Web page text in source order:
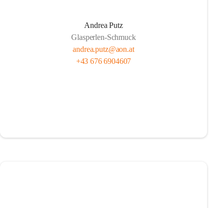
Andrea Putz
Glasperlen-Schmuck
andrea.putz@aon.at
+43 676 6904607